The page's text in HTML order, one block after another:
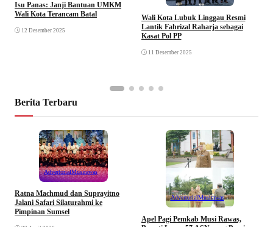
Isu Panas: Janji Bantuan UMKM
Wali Kota Terancam Batal
12 Desember 2025
Wali Kota Lubuk Linggau Resmi
Lantik Fahrizal Raharja sebagai
Kasat Pol PP
11 Desember 2025
Berita Terbaru
AdvertorialMusirawas
Ratna Machmud dan Suprayitno
Jalani Safari Silaturahmi ke
Pimpinan Sumsel
AdvertorialMusirawas
Apel Pagi Pemkab Musi Rawas,